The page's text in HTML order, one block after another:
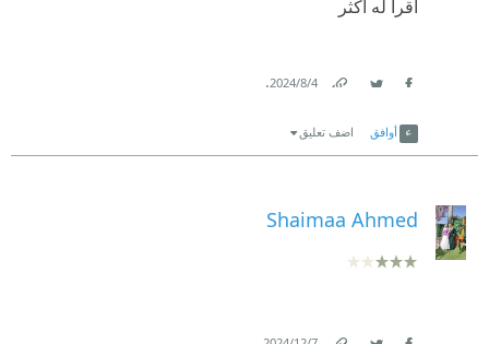
أقرأ له أكثر
4‏/8‏/2024
.
أوافق اضف تعليق
Shaimaa Ahmed